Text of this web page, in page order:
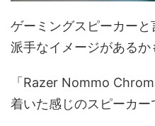
ゲーミングスピーカー
派手なイメージがあるか
「Razer Nommo
着いた感じのスピーカー